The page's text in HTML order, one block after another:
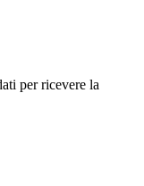
per ricevere la